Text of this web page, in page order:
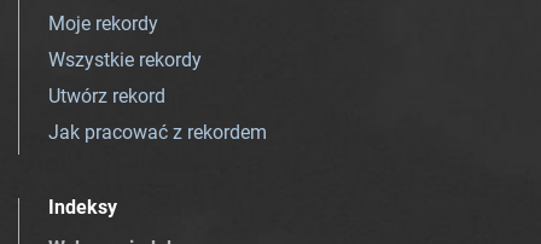
Moje rekordy
Wszystkie rekordy
Utwórz rekord
Jak pracować z rekordem
Indeksy